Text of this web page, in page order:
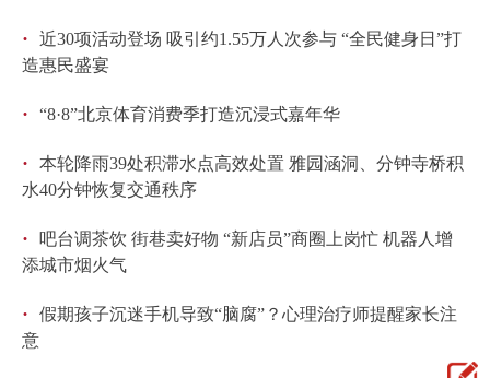
·
近30项活动登场 吸引约1.55万人次参与 “全民健身日”打
造惠民盛宴
· “8·8”北京体育消费季打造沉浸式嘉年华
·
本轮降雨39处积滞水点高效处置 雅园涵洞、分钟寺桥积
水40分钟恢复交通秩序
·
吧台调茶饮 街巷卖好物 “新店员”商圈上岗忙 机器人增
添城市烟火气
·
假期孩子沉迷手机导致“脑腐”？心理治疗师提醒家长注
意